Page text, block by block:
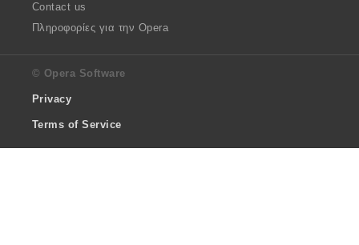
Contact us
Πληροφορίες για την Opera
© Opera Software
Privacy
Terms of Service